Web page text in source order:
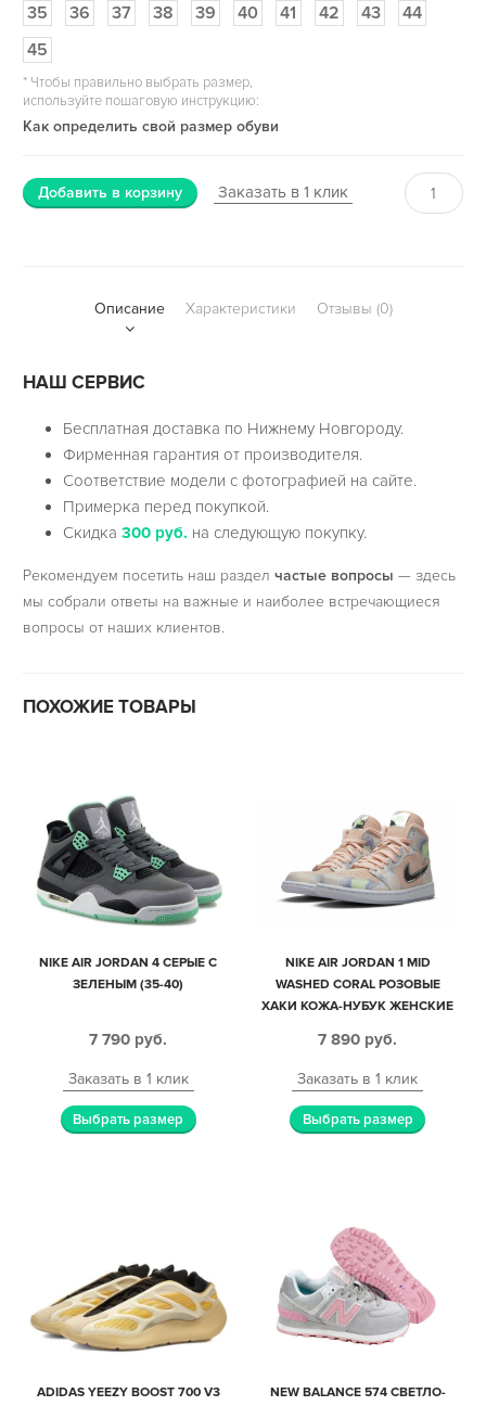
35 36 37 38 39 40 41 42 43
44
45
*Чтобы правильно выбрать размер,
используйте пошаговую инструкцию:
Как определить свой размер обуви
Добавить в корзину Заказать в 1 клик
Описание Характеристики Отзывы (0)
НАШ СЕРВИС
Бесплатная доставка по Нижнему Новгороду.
Фирменная гарантия от производителя.
Соответствие модели с фотографией на сайте.
Примерка перед покупкой.
Скидка300 руб. на следующую покупку.
Рекомендуем посетить наш раздел частые вопросы — здесь
мы собрали ответы на важные и наиболее встречающиеся
вопросы от наших клиентов.
ПОХОЖИЕ ТОВАРЫ
NIKE AIR JORDAN 4 СЕРЫЕ С
ЗЕЛЕНЫМ (35-40)
7 790 руб.
Заказать в 1 клик
Выбрать размер
NIKE AIR JORDAN 1 MID
WASHED CORAL РОЗОВЫЕ
ХАКИ КОЖА-НУБУК ЖЕНСКИЕ
7 890 руб.
Заказать в 1 клик
Выбрать размер
ADIDAS YEEZY BOOST 700 V3
NEW BALANCE 574 СВЕТЛО-